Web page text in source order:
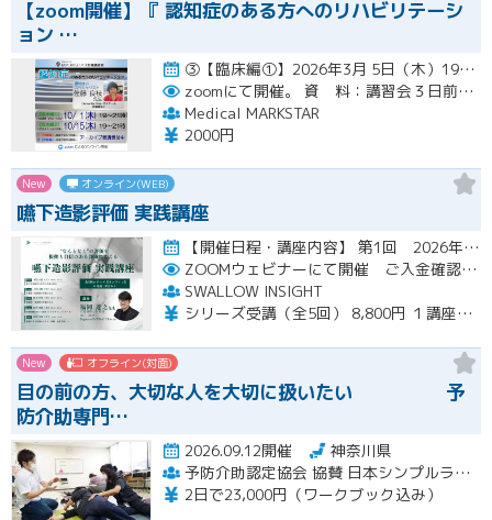
【zoom開催】『 認知症のある方へのリハビリテーシ
ョン …
③【臨床編①】2026年3月 5日（木）19:00〜21:00（アーカイブ配信１ヶ月間） ④【臨床編②】2026年…開催
zoomにて開催。
資 料：講習会３日前までに、PDFデータまたはGoogleドライブにてお送りいたします。
Medical MARKSTAR
2000円
New オンライン(WEB)
嚥下造影評価 実践講座
【開催日程・講座内容】 第1回 2026年10月31日（土）19：00～20：30（見逃し配信視聴期間：2026…開催
ZOOMウェビナーにて開催 ご入金確認後メールにてURLをお知らせいたします
SWALLOW INSIGHT
シリーズ受講（全5回） 8,800円 １講座ごと 2,200円
New オフライン(対面)
目の前の方、大切な人を大切に扱いたい 予
防介助専門…
2026.09.12開催
神奈川県
予防介助認定協会 協賛 日本シンプルラーニング協会 楽な動きの学習会
2日で23,000円（ワークブック込み）